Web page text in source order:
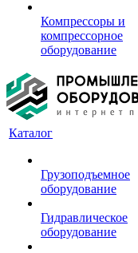
Компрессоры и
компрессорное
оборудование
Каталог
Грузоподъемное
оборудование
Гидравлическое
оборудование